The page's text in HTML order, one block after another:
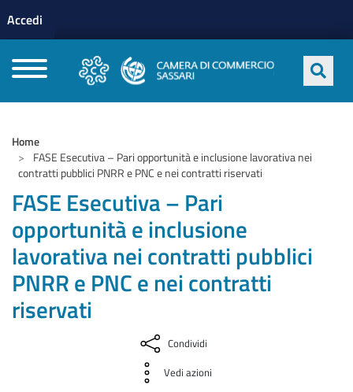
profilo utente
Accedi
Home
FASE Esecutiva – Pari opportunità e inclusione lavorativa nei
contratti pubblici PNRR e PNC e nei contratti riservati
FASE Esecutiva – Pari
opportunità e inclusione
lavorativa nei contratti pubblici
PNRR e PNC e nei contratti
riservati
Condividi
Vedi azioni